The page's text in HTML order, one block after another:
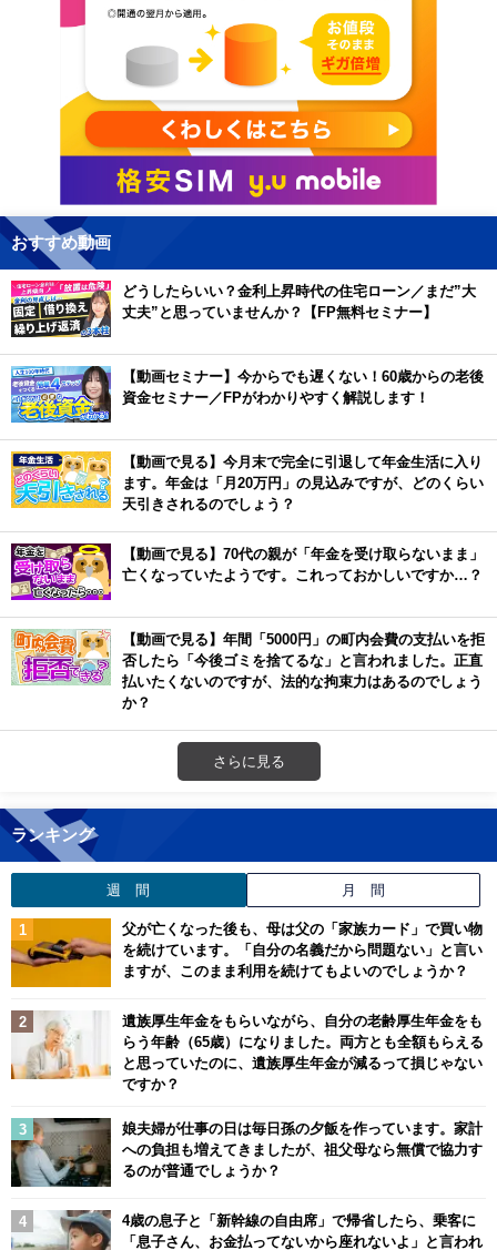
おすすめ動画
どうしたらいい？金利上昇時代の住宅ローン／まだ”大
丈夫”と思っていませんか？【FP無料セミナー】
【動画セミナー】今からでも遅くない！60歳からの老後
資金セミナー／FPがわかりやすく解説します！
【動画で見る】今月末で完全に引退して年金生活に入り
ます。年金は「月20万円」の見込みですが、どのくらい
天引きされるのでしょう？
【動画で見る】70代の親が「年金を受け取らないまま」
亡くなっていたようです。これっておかしいですか…？
【動画で見る】年間「5000円」の町内会費の支払いを拒
否したら「今後ゴミを捨てるな」と言われました。正直
払いたくないのですが、法的な拘束力はあるのでしょう
か？
さらに見る
ランキング
週 間 月 間
父が亡くなった後も、母は父の「家族カード」で買い物
を続けています。「自分の名義だから問題ない」と言い
ますが、このまま利用を続けてもよいのでしょうか？
遺族厚生年金をもらいながら、自分の老齢厚生年金をも
らう年齢（65歳）になりました。両方とも全額もらえる
と思っていたのに、遺族厚生年金が減るって損じゃない
ですか？
娘夫婦が仕事の日は毎日孫の夕飯を作っています。家計
への負担も増えてきましたが、祖父母なら無償で協力す
るのが普通でしょうか？
4歳の息子と「新幹線の自由席」で帰省したら、乗客に
「息子さん、お金払ってないから座れないよ」と言われ